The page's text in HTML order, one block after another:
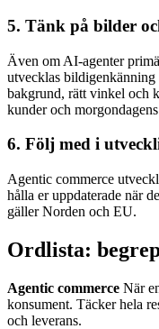
5. Tänk på bilder
Även om AI-agenter
utvecklas
bakgrund, rätt vinkel och
kunder och
6. Följ med i
Agentic commerce
hålla er uppdaterade när
gäller Norden och EU.
Ordlista:
Agentic commerce När
konsument. Täcker hela
och leverans.